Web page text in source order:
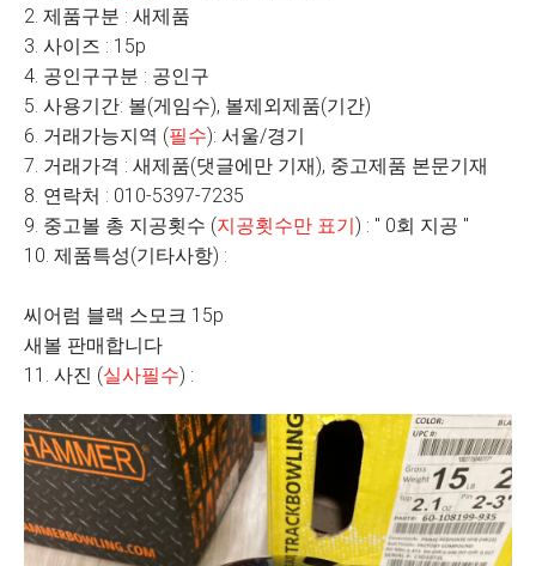
2. 제품구분 : 새제품
3. 사이즈 : 15p
4. 공인구구분 : 공인구
5. 사용기간: 볼(게임수), 볼제외제품(기간)
6. 거래가능지역 (필수): 서울/경기
7. 거래가격 : 새제품(댓글에만 기재), 중고제품 본문기재
8. 연락처 : 010-5397-7235
9. 중고볼 총 지공횟수 (지공횟수만 표기) : " 0회 지공 "
10. 제품특성(기타사항) :
씨어럼 블랙 스모크 15p
새볼 판매합니다
11. 사진 (실사필수) :